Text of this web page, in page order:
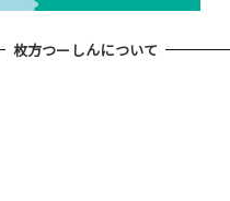
枚方つーしんについて